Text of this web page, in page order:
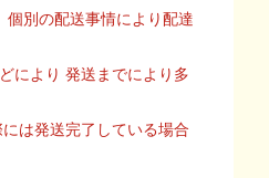
別の配送事情により配達
により 発送までにより多
は発送完了している場合